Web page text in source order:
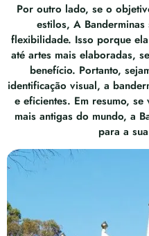
Por outro lado, se o
estilos, A Banderminas
flexibilidade. Isso porque
até artes mais elaboradas,
benefício. Portanto,
identificação visual, a
e eficientes. Em resumo,
mais antigas do mundo, a
para a